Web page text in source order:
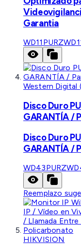
Garantia
WD11PURZ
Western Digital
Disco Duro
GARANTÍA /
Disco Duro
GARANTÍA /
WD43PURZ
Reemplazo
HIKVISION